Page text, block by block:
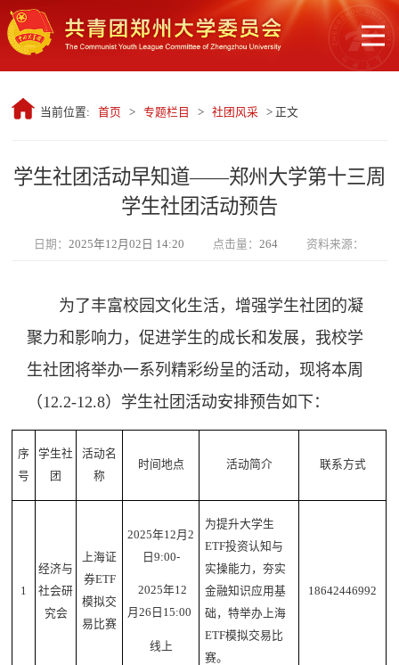
当前位置: 首页 > 专题栏目 > 社团风采 > 正文
学生社团活动早知道——郑州大学第十三周
学生社团活动预告
日期：2025年12月02日 14:20 点击量：264 资料来源：
为了丰富校园文化生活，增强学生社团的凝
聚力和影响力，促进学生的成长和发展，我校学
生社团将举办一系列精彩纷呈的活动，现将本周
（12.2-12.8）学生社团活动安排预告如下：
序
号
学生社
团
活动名
称
时间地点 活动简介 联系方式
1
经济与
社会研
究会
上海证
券ETF
模拟交
易比赛
2025年12月2
日9:00-
2025年12
月26日15:00
线上
为提升大学生
ETF投资认知与
实操能力，夯实
金融知识应用基
础，特举办上海
ETF模拟交易比
赛。
18642446992